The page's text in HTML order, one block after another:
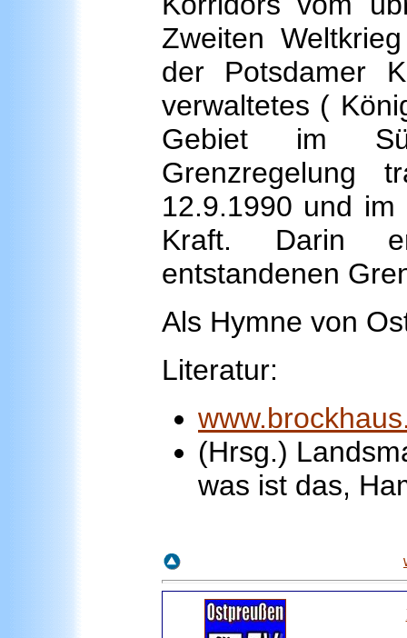
Zweiten
der Potsdamer
verwaltetes (
Gebiet im
12.9.1990 und im
Kraft. Darin
entstandenen
Als Hymne von
Literatur:
(Hrsg.)
was ist das,